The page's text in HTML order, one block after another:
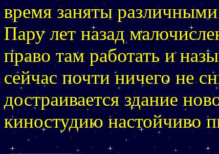
время заняты
Пару лет назад
право там работать и
сейчас почти ничего не
достраивается здание
киностудию настойчиво